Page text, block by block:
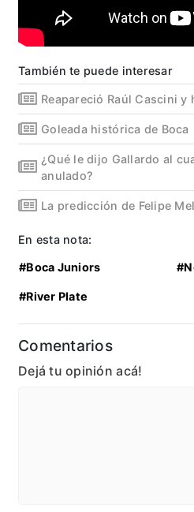
También te puede interesar
Reapareció Raúl Cascini y
Goleada histórica de Boca
¿Qué le dijo Gallardo al
anulado?
La predicción de Felipe
En esta nota:
#Boca Juniors
#River Plate
Comentarios
Dejá tu opinión acá!